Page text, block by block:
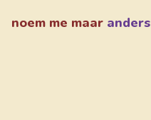
noem me maar anders